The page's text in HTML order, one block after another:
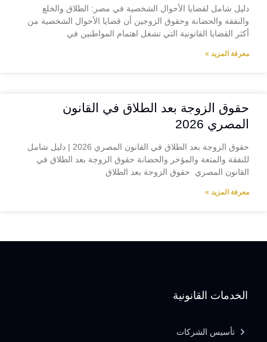
دليل شامل لقضايا الأحوال الشخصية في مصر: الطلاق والخلع
والنفقة والحضانة وحقوق الزوجين أن قضايا الأحوال الشخصية من
أكثر القضايا القانونية التي تشغل اهتمام المواطنين في
معرفة المزيد »
حقوق الزوجة بعد الطلاق في القانون
المصري 2026
حقوق الزوجة بعد الطلاق في القانون المصري 2026 | دليل شامل
للنفقة والمتعة والمؤخر والحضانة حقوق الزوجة بعد الطلاق في
القانون المصري حقوق الزوجة بعد الطلاق
معرفة المزيد »
الخدمات القانونية
تأسيس الشركات